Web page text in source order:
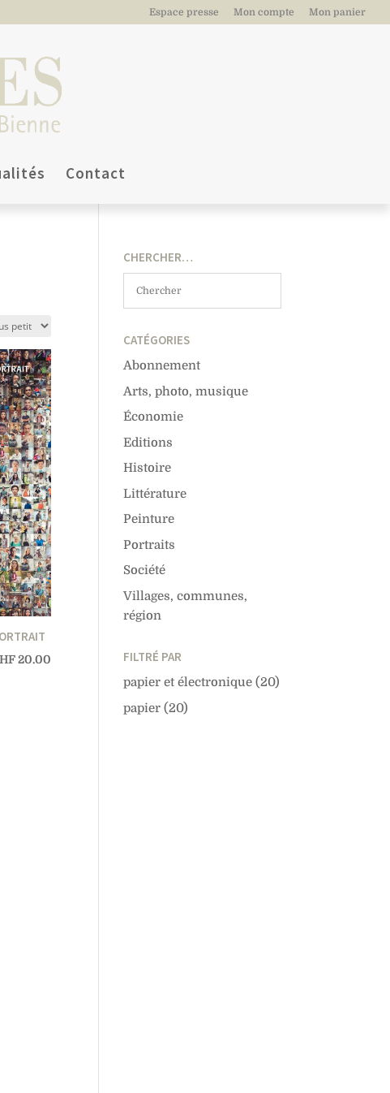
Espace presse Mon compte Mon panier
Contact
20.00
CHERCHER…
CATÉGORIES
Abonnement
Arts, photo, musique
Économie
Editions
Histoire
Littérature
Peinture
Portraits
Société
Villages, communes,
région
FILTRÉ PAR
papier et électronique (20)
papier (20)